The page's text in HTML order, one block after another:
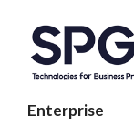
Enterprise